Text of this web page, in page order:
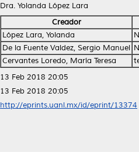
Dra. Yolanda López Lara
Creador
López Lara, Yolanda
De la Fuente Valdez, Sergio Manuel
Cervantes Loredo, María Teresa
13 Feb 2018 20:05
13 Feb 2018 20:05
http://eprints.uanl.mx/id/eprint/13374